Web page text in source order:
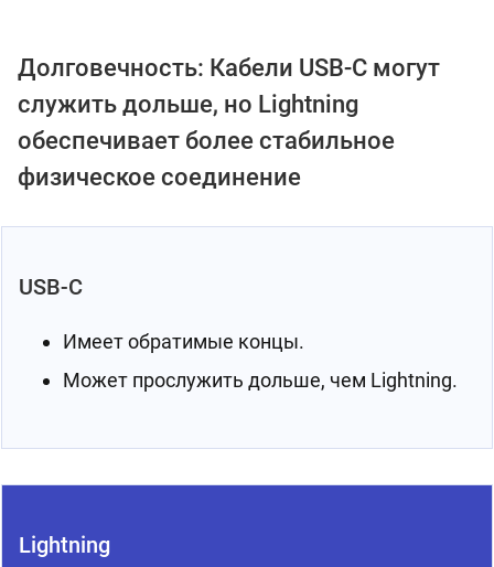
Долговечность: Кабели USB-C могут
служить дольше, но Lightning
обеспечивает более стабильное
физическое соединение
USB-C
Имеет обратимые концы.
Может прослужить дольше, чем Lightning.
Lightning